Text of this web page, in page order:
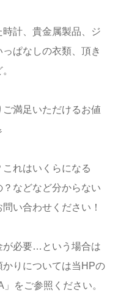
計、貴金属製品、ジ
ぱなしの衣類、頂き
満足いただけるお値
れはいくらになる
などなど分からない
い合わせください！
が必要…という場合は
りについては当HPの
をご参照ください。